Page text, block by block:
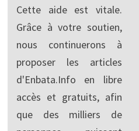
Cette aide est vitale.
Grâce à votre soutien,
nous continuerons à
proposer les articles
d'Enbata.Info en libre
accès et gratuits, afin
que des milliers de